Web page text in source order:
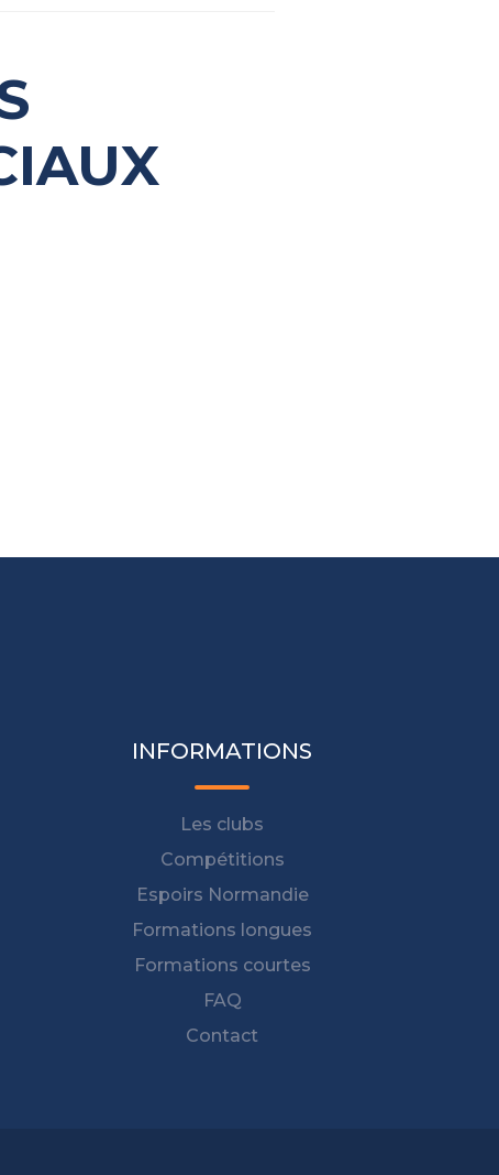
INFORMATIONS
Les clubs
Compétitions
Espoirs Normandie
Formations longues
Formations courtes
FAQ
Contact